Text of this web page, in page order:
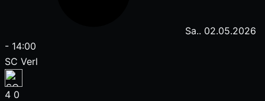
Sa.. 02.05.2026
- 14:00
SC Verl
4 0